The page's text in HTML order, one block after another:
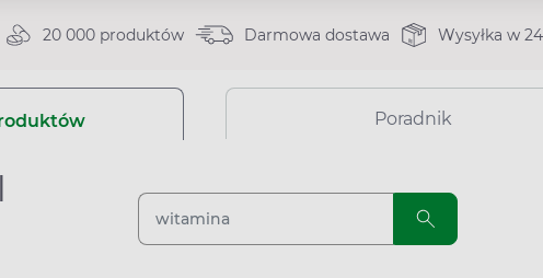
20 000 produktów Darmowa dostawa Wysyłka w
Poradnik